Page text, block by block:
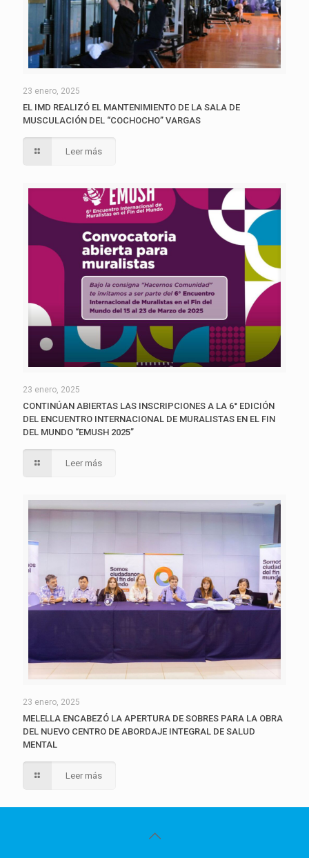
23 enero, 2025
EL IMD REALIZÓ EL MANTENIMIENTO DE LA SALA DE
MUSCULACIÓN DEL “COCHOCHO” VARGAS
Leer más
23 enero, 2025
CONTINÚAN ABIERTAS LAS INSCRIPCIONES A LA 6° EDICIÓN
DEL ENCUENTRO INTERNACIONAL DE MURALISTAS EN EL FIN
DEL MUNDO “EMUSH 2025”
Leer más
23 enero, 2025
MELELLA ENCABEZÓ LA APERTURA DE SOBRES PARA LA OBRA
DEL NUEVO CENTRO DE ABORDAJE INTEGRAL DE SALUD
MENTAL
Leer más